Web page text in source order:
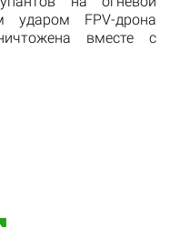
ударом FPV-дрона
вместе с